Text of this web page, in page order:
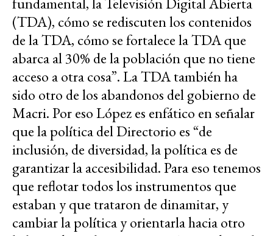
(TDA), cómo se rediscuten los contenidos
de la TDA, cómo se fortalece la TDA que
abarca al 30% de la población que no tiene
acceso a otra cosa”. La TDA también ha
sido otro de los abandonos del gobierno de
Macri. Por eso López es enfático en señalar
que la política del Directorio es “de
inclusión, de diversidad, la política es de
garantizar la accesibilidad. Para eso tenemos
que reflotar todos los instrumentos que
estaban y que trataron de dinamitar, y
cambiar la política y orientarla hacia otro